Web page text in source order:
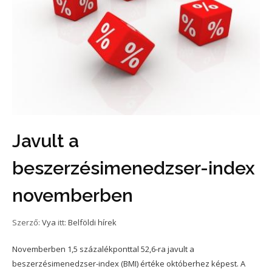
Javult a
beszerzésimenedzser-index
novemberben
Szerző: Vya itt: Belföldi hírek
Novemberben 1,5 százalékponttal 52,6-ra javult a
beszerzésimenedzser-index (BMI) értéke októberhez képest. A